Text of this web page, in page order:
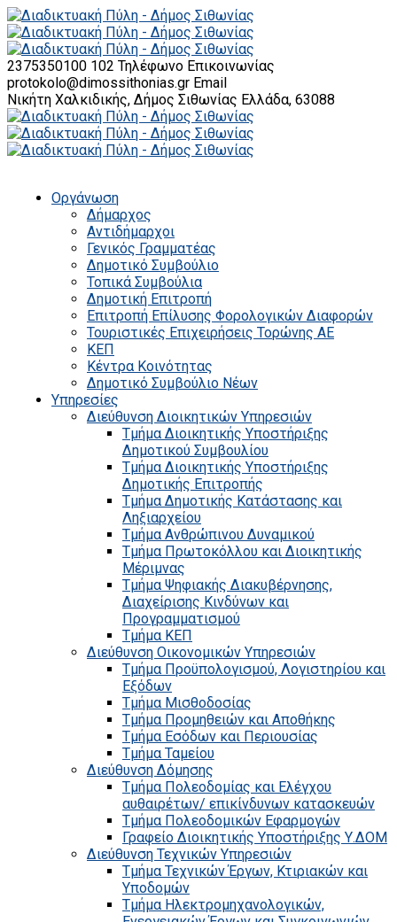
2375350100 102 Τηλέφωνο Επικοινωνίας
protokolo@dimossithonias.gr Email
Νικήτη Χαλκιδικής, Δήμος Σιθωνίας Ελλάδα, 63088
Οργάνωση
Δήμαρχος
Αντιδήμαρχοι
Γενικός Γραμματέας
Δημοτικό Συμβούλιο
Τοπικά Συμβούλια
Δημοτική Επιτροπή
Επιτροπή Επίλυσης Φορολογικών Διαφορών
Τουριστικές Επιχειρήσεις Τορώνης ΑΕ
ΚΕΠ
Κέντρα Κοινότητας
Δημοτικό Συμβούλιο Νέων
Υπηρεσίες
Διεύθυνση Διοικητικών Υπηρεσιών
Τμήμα Διοικητικής Υποστήριξης
Δημοτικού Συμβουλίου
Τμήμα Διοικητικής Υποστήριξης
Δημοτικής Επιτροπής
Τμήμα Δημοτικής Κατάστασης και
Ληξιαρχείου
Τμήμα Ανθρώπινου Δυναμικού
Τμήμα Πρωτοκόλλου και Διοικητικής
Μέριμνας
Τμήμα Ψηφιακής Διακυβέρνησης,
Διαχείρισης Κινδύνων και
Προγραμματισμού
Τμήμα ΚΕΠ
Διεύθυνση Οικονομικών Υπηρεσιών
Τμήμα Προϋπολογισμού, Λογιστηρίου και
Εξόδων
Τμήμα Μισθοδοσίας
Τμήμα Προμηθειών και Αποθήκης
Τμήμα Εσόδων και Περιουσίας
Τμήμα Ταμείου
Διεύθυνση Δόμησης
Τμήμα Πολεοδομίας και Ελέγχου
αυθαιρέτων/ επικίνδυνων κατασκευών
Τμήμα Πολεοδομικών Εφαρμογών
Γραφείο Διοικητικής Υποστήριξης Υ.ΔΟΜ
Διεύθυνση Τεχνικών Υπηρεσιών
Τμήμα Τεχνικών Έργων, Κτιριακών και
Υποδομών
Τμήμα Ηλεκτρομηχανολογικών,